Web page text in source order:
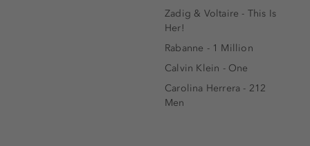
Zadig & Voltaire - This Is
Her!
Rabanne - 1 Million
Calvin Klein - One
Carolina Herrera - 212
Men